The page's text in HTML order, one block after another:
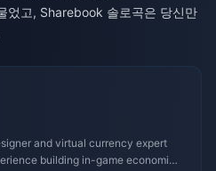
었고, Sharebook 솔로곡은 당신만
and virtual currency expert
building in-game economies